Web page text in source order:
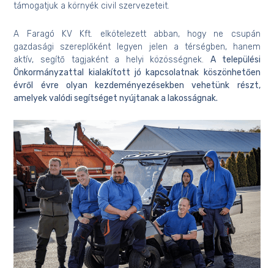
támogatjuk a környék civil szervezeteit.
A Faragó KV Kft. elkötelezett abban, hogy ne csupán
gazdasági szereplőként legyen jelen a térségben, hanem
aktív, segítő tagjaként a helyi közösségnek.A települési
Önkormányzattal kialakított jó kapcsolatnak köszönhetően
évről évre olyan kezdeményezésekben vehetünk részt,
amelyek valódi segítséget nyújtanak a lakosságnak.